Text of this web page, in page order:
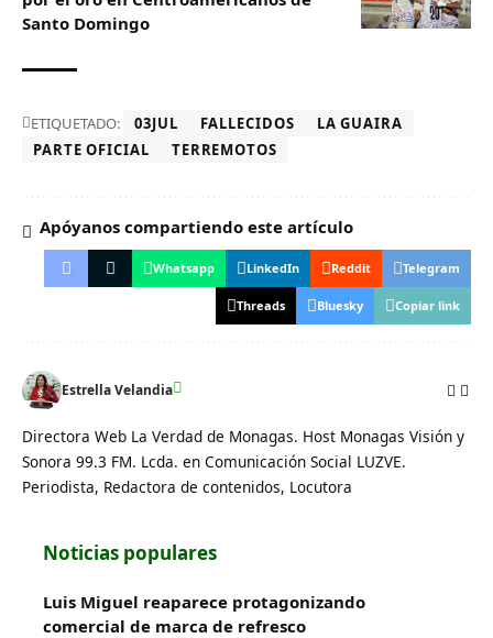
Santo Domingo
ETIQUETADO: 03JUL FALLECIDOS
LA GUAIRA
PARTE OFICIAL
TERREMOTOS
Apóyanos compartiendo este artículo
Whatsapp LinkedIn Reddit Telegram
Threads Bluesky Copiar link
Estrella Velandia
Directora Web La Verdad de Monagas. Host Monagas Visión y
Sonora 99.3 FM. Lcda. en Comunicación Social LUZVE.
Periodista, Redactora de contenidos, Locutora
Noticias populares
Luis Miguel reaparece protagonizando
comercial de marca de refresco